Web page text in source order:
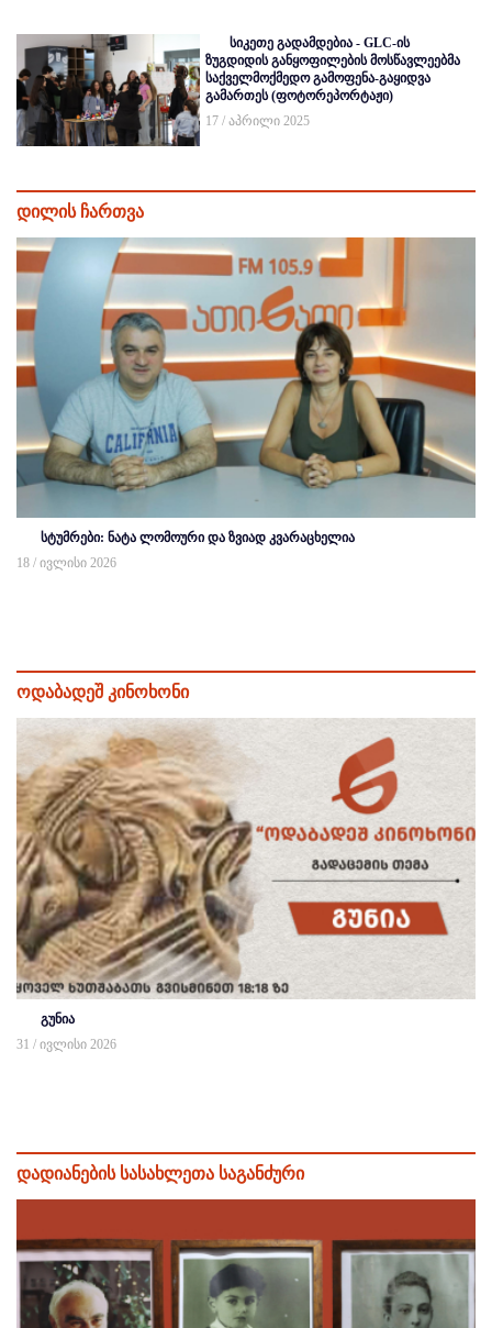
სიკეთე გადამდებია - GLC-ის
ზუგდიდის განყოფილების მოსწავლეებმა
საქველმოქმედო გამოფენა-გაყიდვა
გამართეს (ფოტორეპორტაჟი)
17 / აპრილი 2025
დილის ჩართვა
სტუმრები: ნატა ლომოური და ზვიად კვარაცხელია
18 / ივლისი 2026
ოდაბადეშ კინოხონი
გუნია
31 / ივლისი 2026
დადიანების სასახლეთა საგანძური